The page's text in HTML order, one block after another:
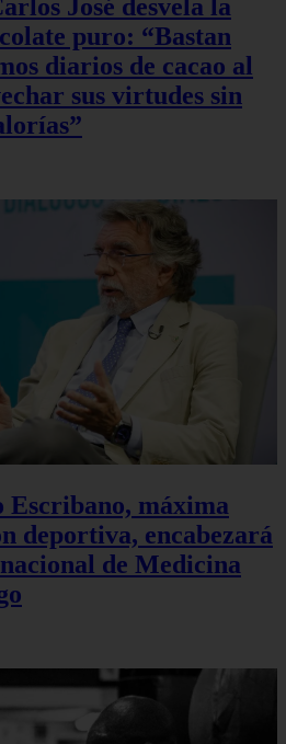
José desvela la
puro: “Bastan
diarios de cacao al
sus virtudes sin
máxima
deportiva, encabezará
de Medicina